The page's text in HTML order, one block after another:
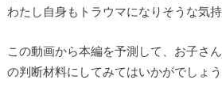
わたし自身もトラウマになりそうな気
この動画から本編を予測して、お子さ
の判断材料にしてみてはいかがでしょう